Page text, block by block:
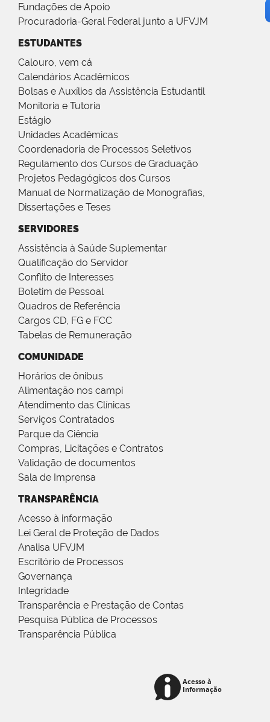
Fundações de Apoio
Procuradoria-Geral Federal junto a UFVJM
ESTUDANTES
Calouro, vem cá
Calendários Acadêmicos
Bolsas e Auxílios da Assistência Estudantil
Monitoria e Tutoria
Estágio
Unidades Acadêmicas
Coordenadoria de Processos Seletivos
Regulamento dos Cursos de Graduação
Projetos Pedagógicos dos Cursos
Manual de Normalização de Monografias,
Dissertações e Teses
SERVIDORES
Assistência à Saúde Suplementar
Qualificação do Servidor
Conflito de Interesses
Boletim de Pessoal
Quadros de Referência
Cargos CD, FG e FCC
Tabelas de Remuneração
COMUNIDADE
Horários de ônibus
Alimentação nos campi
Atendimento das Clínicas
Serviços Contratados
Parque da Ciência
Compras, Licitações e Contratos
Validação de documentos
Sala de Imprensa
TRANSPARÊNCIA
Acesso à informação
Lei Geral de Proteção de Dados
Analisa UFVJM
Escritório de Processos
Governança
Integridade
Transparência e Prestação de Contas
Pesquisa Pública de Processos
Transparência Pública